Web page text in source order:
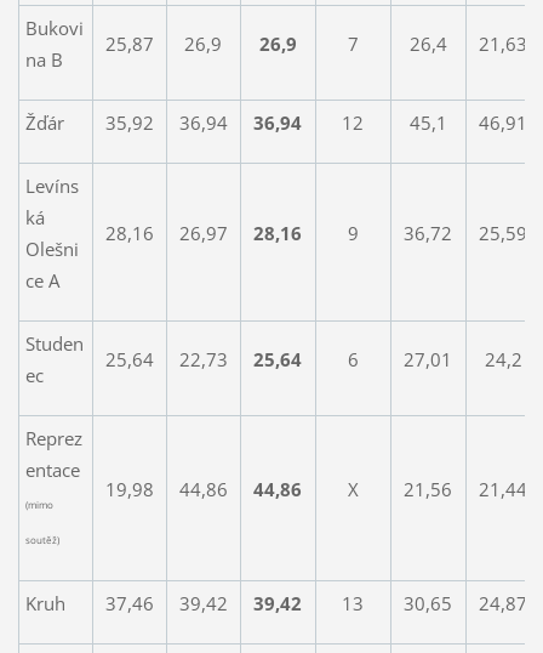
Bukovi
na B
25,87 26,9 26,9 7 26,4 21,63
Žďár 35,92 36,94 36,94 12 45,1 46,91
Levíns
ká
Olešni
ce A
28,16 26,97 28,16 9 36,72 25,59
Studen
ec
25,64 22,73 25,64 6 27,01 24,2
Reprez
entace
(mimo
soutěž)
19,98 44,86 44,86 X 21,56 21,44
Kruh 37,46 39,42 39,42 13 30,65 24,87